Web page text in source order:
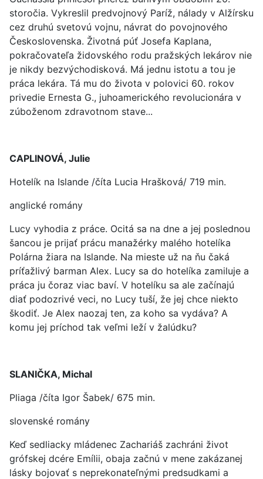
storočia. Vykreslil predvojnový Paríž, nálady v Alžírsku
cez druhú svetovú vojnu, návrat do povojnového
Československa. Životná púť Josefa Kaplana,
pokračovateľa židovského rodu pražských lekárov nie
je nikdy bezvýchodisková. Má jednu istotu a tou je
práca lekára. Tá mu do života v polovici 60. rokov
privedie Ernesta G., juhoamerického revolucionára v
zúboženom zdravotnom stave...
CAPLINOVÁ, Julie
Hotelík na Islande /číta Lucia Hrašková/ 719 min.
anglické romány
Lucy vyhodia z práce. Ocitá sa na dne a jej poslednou
šancou je prijať prácu manažérky malého hotelíka
Polárna žiara na Islande. Na mieste už na ňu čaká
príťažlivý barman Alex. Lucy sa do hotelíka zamiluje a
práca ju čoraz viac baví. V hotelíku sa ale začínajú
diať podozrivé veci, no Lucy tuší, že jej chce niekto
škodiť. Je Alex naozaj ten, za koho sa vydáva? A
komu jej príchod tak veľmi leží v žalúdku?
SLANIČKA, Michal
Pliaga /číta Igor Šabek/ 675 min.
slovenské romány
Keď sedliacky mládenec Zachariáš zachráni život
grófskej dcére Emílii, obaja začnú v mene zakázanej
lásky bojovať s neprekonateľnými predsudkami a